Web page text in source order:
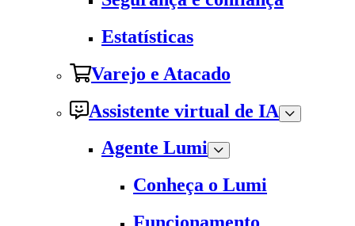
Estatísticas
Varejo e Atacado
Assistente virtual de IA
Agente Lumi
Conheça o Lumi